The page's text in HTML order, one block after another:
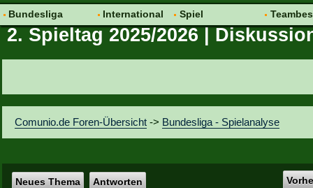
Bundesliga
Hot News
Vereinsfragen
International
Vereine
Spiel
Regeln & Tipps
2. Spieltag 2025/2026 |
Comunio.de Foren-Übersicht -> Bundesliga - Spielanalyse
Neues Thema Antworten